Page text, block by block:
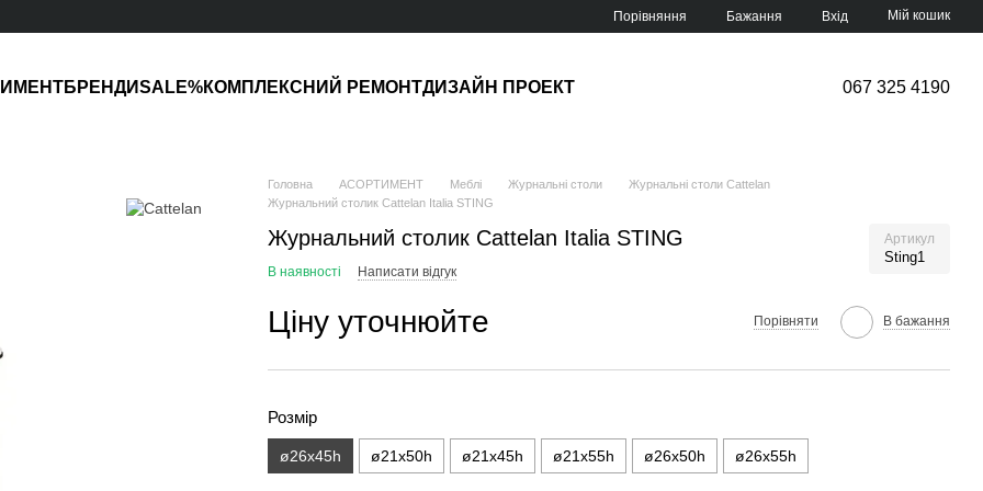
Порівняння Бажання Вхід Мій кошик
БРЕНДИSALE%КОМПЛЕКСНИЙ РЕМОНТДИЗАЙН ПРОЕКТ 067 325 4190
Головна АСОРТИМЕНТ Меблі Журнальні столи
Журнальні столи Cattelan
Журнальний столик Cattelan Italia STING
Журнальний столик Cattelan Italia STING Артикул
Sting1
В наявності Написати відгук
Ціну уточнюйте Порівняти В бажання
Розмір
ø26x45h ø21x50h ø21x45h ø21x55h ø26x50h ø26x55h